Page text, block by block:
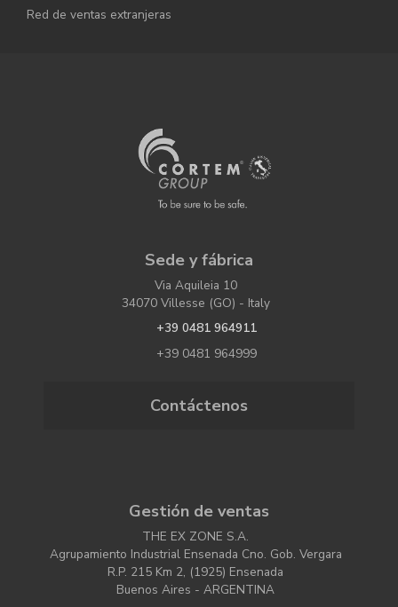
Red de ventas extranjeras
Sede y fábrica
Via Aquileia 10
34070 Villesse (GO) - Italy
+39 0481 964911
+39 0481 964999
Contáctenos
Gestión de ventas
THE EX ZONE S.A.
Agrupamiento Industrial Ensenada Cno. Gob. Vergara
R.P. 215 Km 2, (1925) Ensenada
Buenos Aires - ARGENTINA